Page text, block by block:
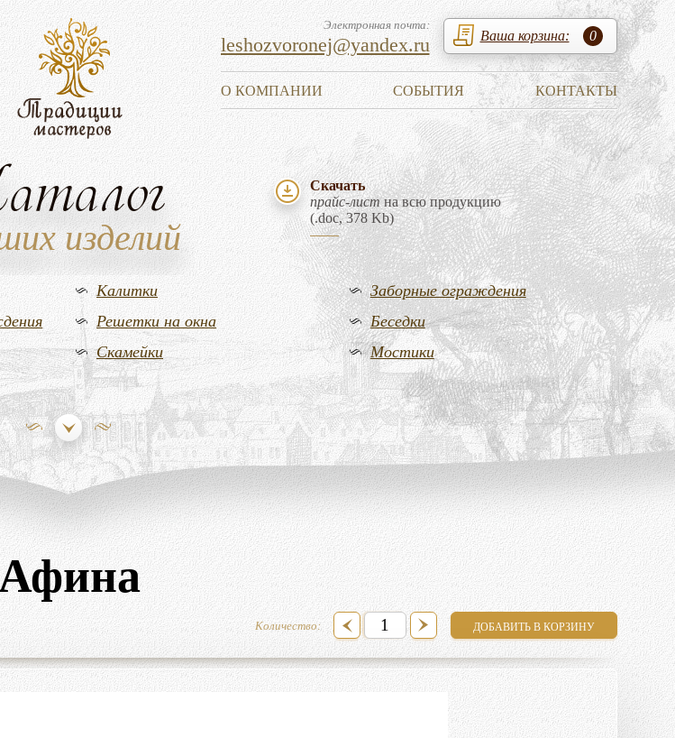
Ваша корзина: 0
Электронная почта:
leshozvoronej@yandex.ru
О КОМПАНИИ СОБЫТИЯ КОНТАКТЫ
изделий
Скачать
прайс-листна всю продукцию
(.doc, 378 Kb)
Калитки
Заборные ограждения
Решетки на окна
Беседки
Скамейки
Мостики
Количество: